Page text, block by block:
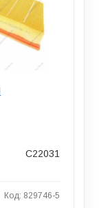
C22031
Код: 829746-5